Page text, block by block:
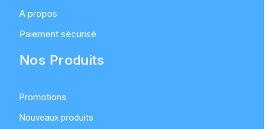
A propos
Paiement sécurisé
Nos Produits
Promotions
Nouveaux produits